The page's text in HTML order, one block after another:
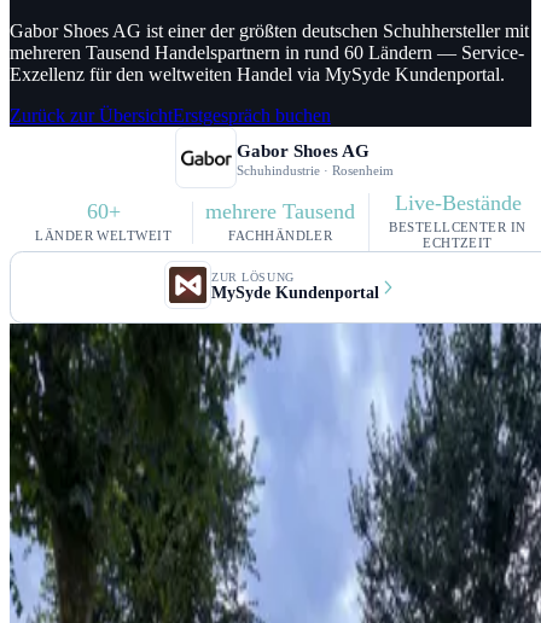
Gabor Shoes AG ist einer der größten deutschen Schuhhersteller mit
mehreren Tausend Handelspartnern in rund 60 Ländern — Service-
Exzellenz für den weltweiten Handel via MySyde Kundenportal.
Zurück zur ÜbersichtErstgespräch buchen
Gabor Shoes AG
Schuhindustrie · Rosenheim
60+
LÄNDER WELTWEIT
mehrere Tausend
FACHHÄNDLER
Live-Bestände
BESTELLCENTER IN
ECHTZEIT
ZUR LÖSUNG
MySyde Kundenportal